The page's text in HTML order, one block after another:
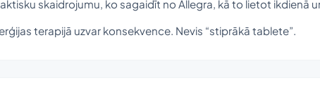
skaidrojumu, ko sagaidīt no Allegra, kā to lietot ikdienā
terapijā uzvar konsekvence. Nevis “stiprākā tablete”.